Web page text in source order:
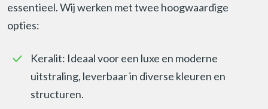
essentieel. Wij werken met twee hoogwaardige
opties:
Keralit: Ideaal voor een luxe en moderne
uitstraling, leverbaar in diverse kleuren en
structuren.